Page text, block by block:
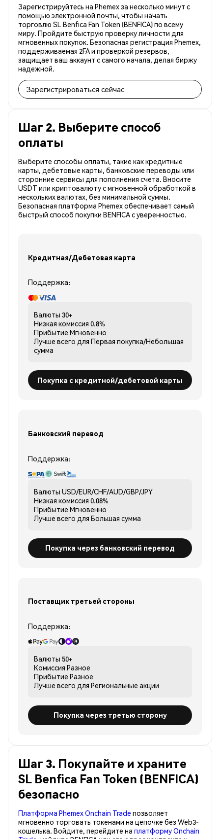
Зарегистрируйтесь на Phemex за несколько минут с
помощью электронной почты, чтобы начать
торговлю SL Benfica Fan Token (BENFICA) по всему
миру. Пройдите быструю проверку личности для
мгновенных покупок. Безопасная регистрация Phemex,
поддерживаемая 2FA и проверкой резервов,
защищает ваш аккаунт с самого начала, делая биржу
надежной.
Зарегистрироваться сейчас
Шаг 2. Выберите способ
оплаты
Выберите способы оплаты, такие как кредитные
карты, дебетовые карты, банковские переводы или
сторонние сервисы для пополнения счета. Вносите
USDT или криптовалюту с мгновенной обработкой в
нескольких валютах, без минимальной суммы.
Безопасная платформа Phemex обеспечивает самый
быстрый способ покупки BENFICA с уверенностью.
Кредитная/Дебетовая карта
Поддержка:
Валюты 30+
Низкая комиссия 0.8%
Прибытие Мгновенно
Лучше всего для Первая покупка/Небольшая
сумма
Покупка с кредитной/дебетовой карты
Банковский перевод
Поддержка:
Валюты USD/EUR/CHF/AUD/GBP/JPY
Низкая комиссия 0.08%
Прибытие Мгновенно
Лучше всего для Большая сумма
Покупка через банковский перевод
Поставщик третьей стороны
Поддержка:
Валюты 50+
Комиссия Разное
Прибытие Разное
Лучше всего для Региональные акции
Покупка через третью сторону
Шаг 3. Покупайте и храните
SL Benfica Fan Token (BENFICA)
безопасно
Платформа Phemex Onchain Trade позволяет
мгновенно торговать токенами на цепочке без Web3-
кошелька. Войдите, перейдите на платформу Onchain